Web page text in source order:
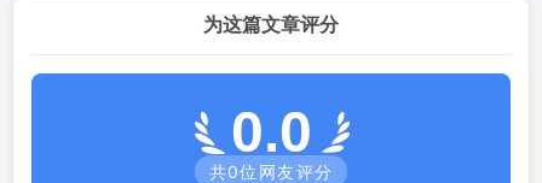
为这篇文章评分
0.0
共0位网友评分